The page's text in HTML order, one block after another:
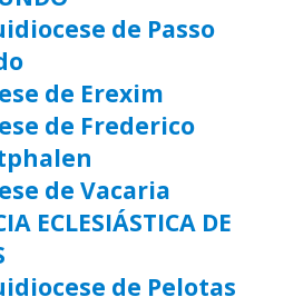
de Passo
de Erexim
de Frederico
de Vacaria
ECLESIÁSTICA DE
de Pelotas